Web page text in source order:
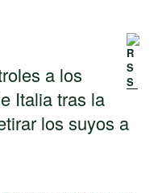
a los
Italia tras la
los suyos a